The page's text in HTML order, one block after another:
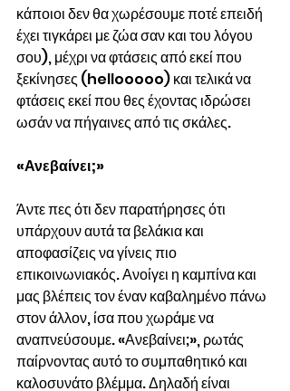
κάποιοι δεν θα χωρέσουμε ποτέ επειδή
έχει τιγκάρει με ζώα σαν και του λόγου
σου), μέχρι να φτάσεις από εκεί που
ξεκίνησες (hellooooo) και τελικά να
φτάσεις εκεί που θες έχοντας ιδρώσει
ωσάν να πήγαινες από τις σκάλες.
«Ανεβαίνει;»
Άντε πες ότι δεν παρατήρησες ότι
υπάρχουν αυτά τα βελάκια και
αποφασίζεις να γίνεις πιο
επικοινωνιακός. Ανοίγει η καμπίνα και
μας βλέπεις τον έναν καβαλημένο πάνω
στον άλλον, ίσα που χωράμε να
αναπνεύσουμε. «Ανεβαίνει;», ρωτάς
παίρνοντας αυτό το συμπαθητικό και
καλοσυνάτο βλέμμα. Δηλαδή είναι